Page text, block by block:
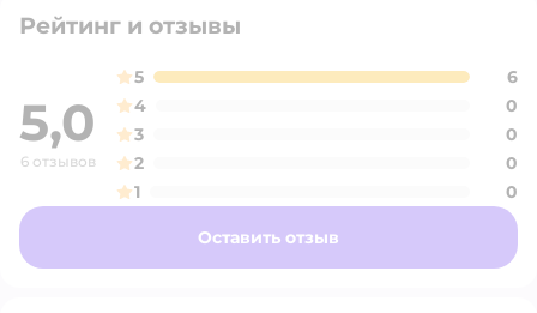
Рейтинг и отзывы
5,0
6 отзывов
5
6
4
0
3
0
2
0
1
0
Оставить отзыв